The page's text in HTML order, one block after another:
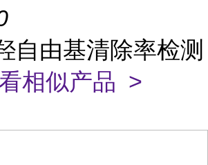
自由基清除率检测
相似产品 >